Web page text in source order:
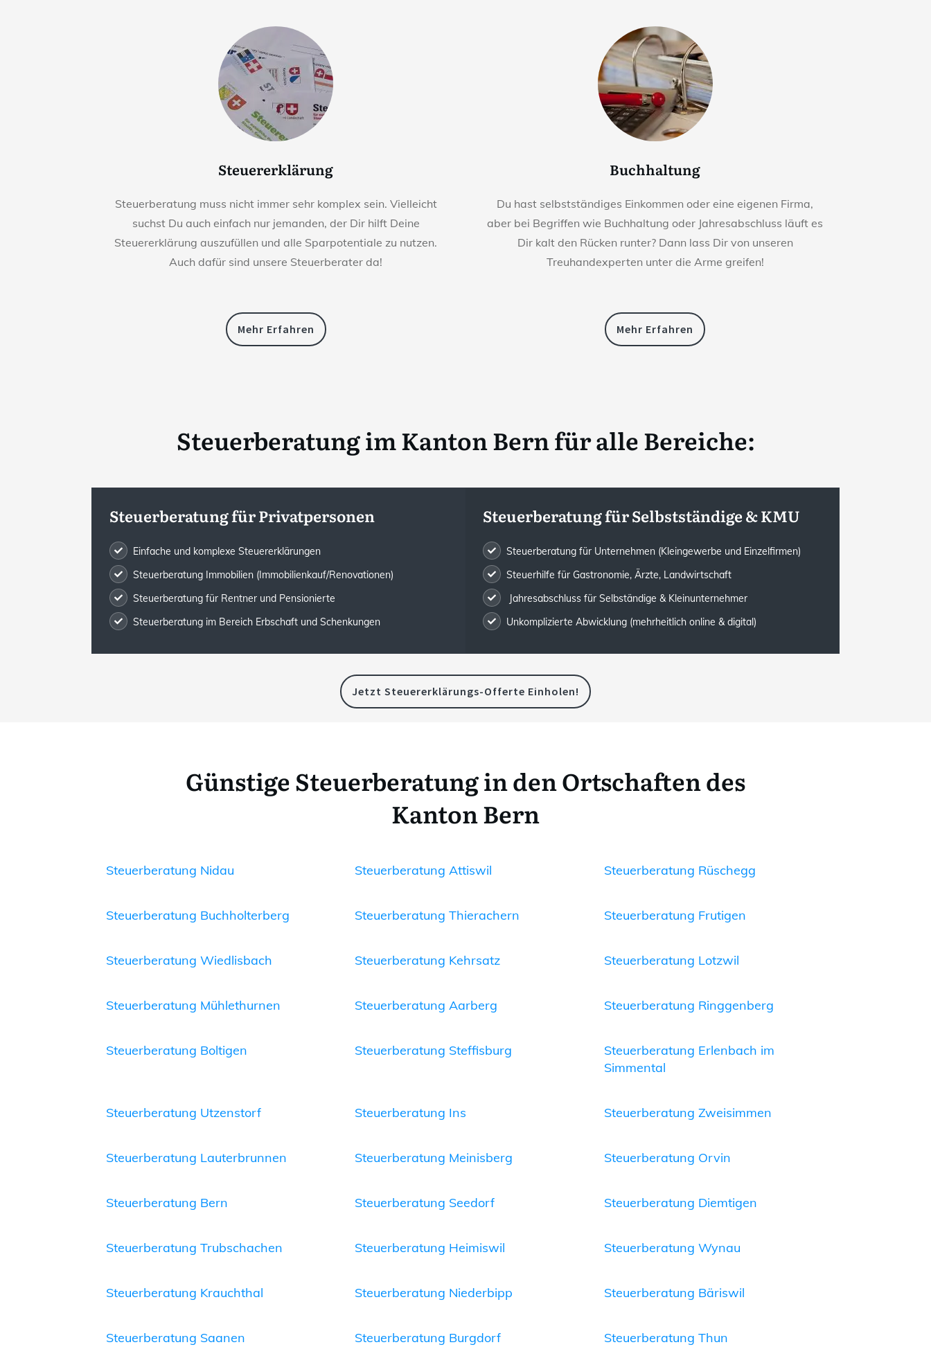
Steuererklärung
Steuerberatung muss nicht immer sehr komplex sein. Vielleicht
suchst Du auch einfach nur jemanden, der Dir hilft Deine
Steuererklärung auszufüllen und alle Sparpotentiale zu nutzen.
Auch dafür sind unsere Steuerberater da!
Mehr Erfahren
Buchhaltung
Du hast selbstständiges Einkommen oder eine eigenen Firma,
aber bei Begriffen wie Buchhaltung oder Jahresabschluss läuft es
Dir kalt den Rücken runter? Dann lass Dir von unseren
Treuhandexperten unter die Arme greifen!
Mehr Erfahren
Steuerberatung im Kanton Bern für alle Bereiche:
Steuerberatung für Privatpersonen
Einfache und komplexe Steuererklärungen
Steuerberatung Immobilien (Immobilienkauf/Renovationen)
Steuerberatung für Rentner und Pensionierte
Steuerberatung im Bereich Erbschaft und Schenkungen
Steuerberatung für Selbstständige & KMU
Steuerberatung für Unternehmen (Kleingewerbe und Einzelfirmen)
Steuerhilfe für Gastronomie, Ärzte, Landwirtschaft
Jahresabschluss für Selbständige & Kleinunternehmer
Unkomplizierte Abwicklung (mehrheitlich online & digital)
Jetzt Steuererklärungs-Offerte Einholen!
Günstige Steuerberatung in den Ortschaften des
Kanton Bern
Steuerberatung Nidau Steuerberatung Attiswil Steuerberatung Rüschegg
Steuerberatung Buchholterberg Steuerberatung Thierachern Steuerberatung Frutigen
Steuerberatung Wiedlisbach Steuerberatung Kehrsatz Steuerberatung Lotzwil
Steuerberatung Mühlethurnen Steuerberatung Aarberg Steuerberatung Ringgenberg
Steuerberatung Boltigen Steuerberatung Steffisburg
Steuerberatung Erlenbach im
Simmental
Steuerberatung Utzenstorf Steuerberatung Ins Steuerberatung Zweisimmen
Steuerberatung Lauterbrunnen Steuerberatung Meinisberg Steuerberatung Orvin
Steuerberatung Bern Steuerberatung Seedorf Steuerberatung Diemtigen
Steuerberatung Trubschachen Steuerberatung Heimiswil Steuerberatung Wynau
Steuerberatung Krauchthal Steuerberatung Niederbipp Steuerberatung Bäriswil
Steuerberatung Saanen Steuerberatung Burgdorf Steuerberatung Thun